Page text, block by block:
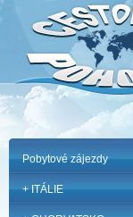
Pobytové zájezdy
+ ITÁLIE